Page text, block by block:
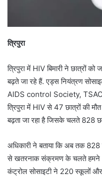
त्रिपुरा
त्रिपुरा में HIV बिमारी ने छात्रों
बढ़ते जा रहे हैं. एड्स नियंत्रण
AIDS control Society,
त्रिपुरा में HIV से 47 छात्रों की
बढ़ता जा रहा है जिसके चलते 828
अधिकारी ने बताया कि अब तक 828
से खतरनाक संक्रमण के चलते हमने
कंट्रोल सोसाइटी ने 220 स्कूलों